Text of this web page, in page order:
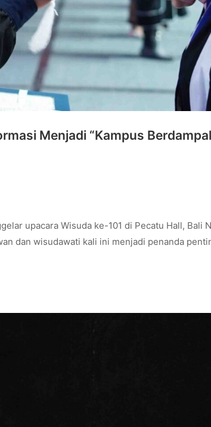
Menjadi “Kampus
upacara Wisuda ke-101 di Pecatu Hall, Bali
dan wisudawati kali ini menjadi penanda